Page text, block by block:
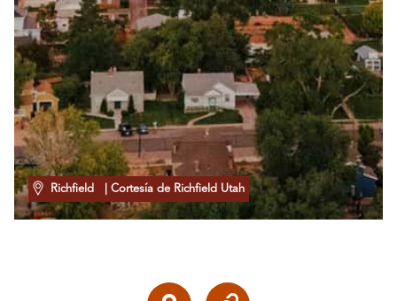
Richfield | Cortesía de Richfield Utah